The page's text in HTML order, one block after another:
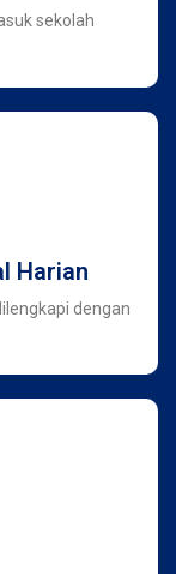
sekolah
Harian
dengan